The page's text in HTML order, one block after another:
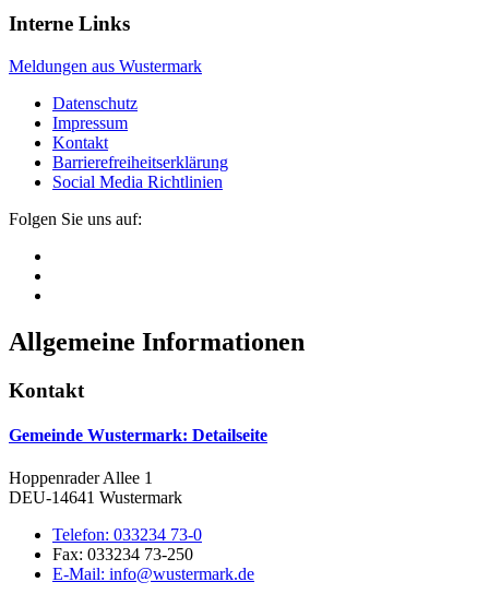
Interne Links
Meldungen aus Wustermark
Datenschutz
Impressum
Kontakt
Barrierefreiheitserklärung
Social Media Richtlinien
Folgen Sie uns auf:
Allgemeine Informationen
Kontakt
Gemeinde Wustermark: Detailseite
Hoppenrader Allee 1
DEU-14641 Wustermark
Telefon: 033234 73-0
Fax: 033234 73-250
E-Mail: info@wustermark.de